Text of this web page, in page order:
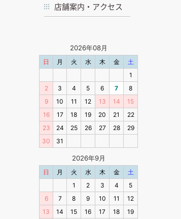
店舗案内・アクセス